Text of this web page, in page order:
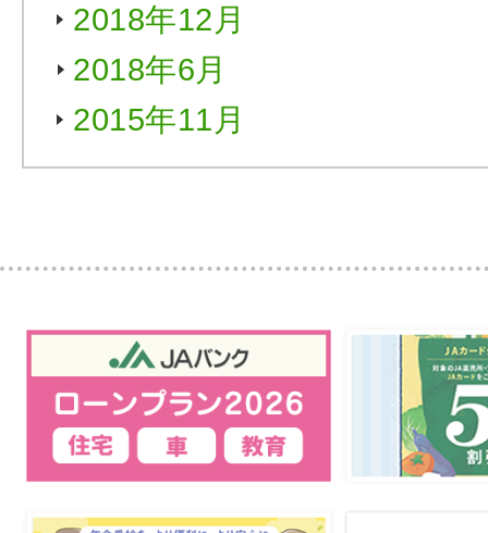
2018年12月
2018年6月
2015年11月